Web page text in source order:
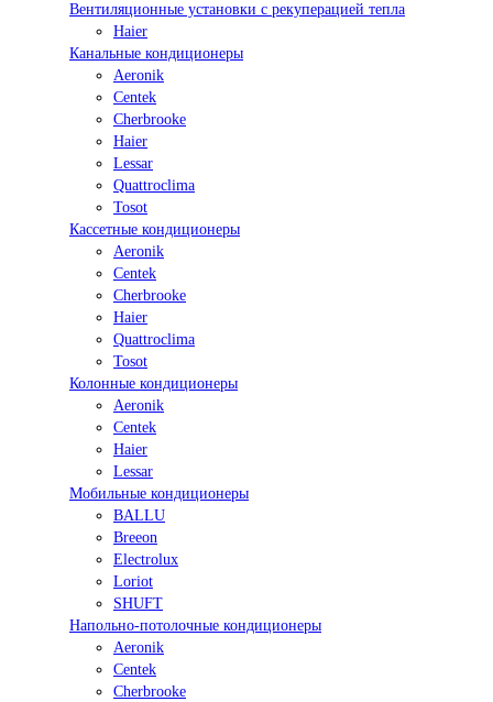
Вентиляционные установки с рекуперацией тепла
Haier
Канальные кондиционеры
Aeronik
Centek
Cherbrooke
Haier
Lessar
Quattroclima
Tosot
Кассетные кондиционеры
Aeronik
Centek
Cherbrooke
Haier
Quattroclima
Tosot
Колонные кондиционеры
Aeronik
Centek
Haier
Lessar
Мобильные кондиционеры
BALLU
Breeon
Electrolux
Loriot
SHUFT
Напольно-потолочные кондиционеры
Aeronik
Centek
Cherbrooke